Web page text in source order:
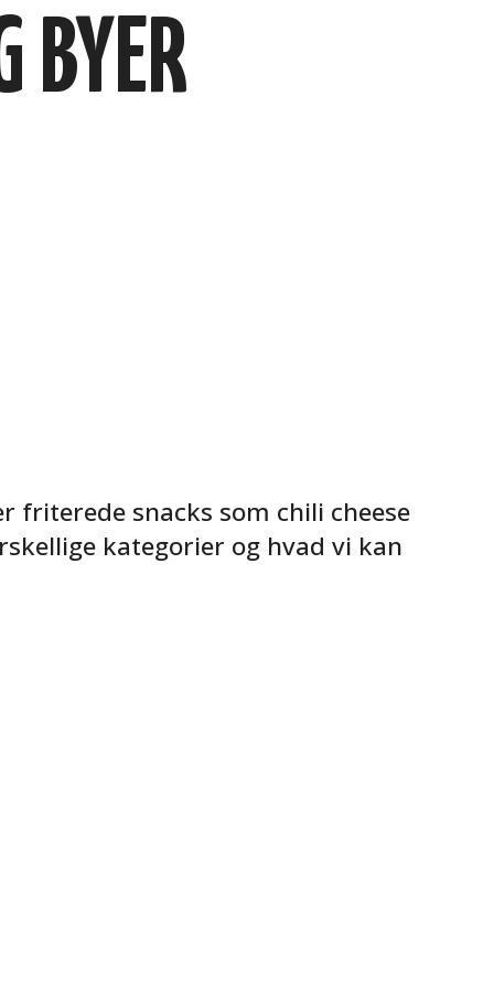
BYER
friterede snacks som chili cheese
kategorier og hvad vi kan